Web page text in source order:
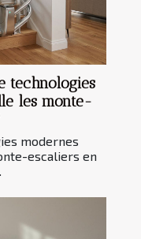
technologies
les monte-
modernes
escaliers en